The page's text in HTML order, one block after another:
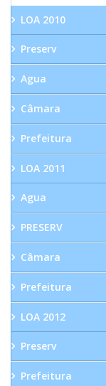
LOA 2010
Preserv
Agua
Câmara
Prefeitura
LOA 2011
Agua
PRESERV
Câmara
Prefeitura
LOA 2012
Preserv
Prefeitura